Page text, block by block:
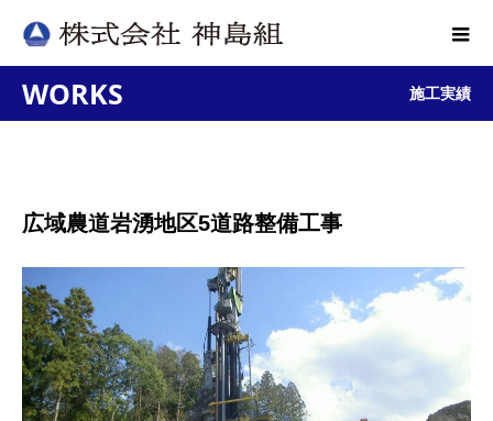
WORKS 施工実績
広域農道岩湧地区5道路整備工事